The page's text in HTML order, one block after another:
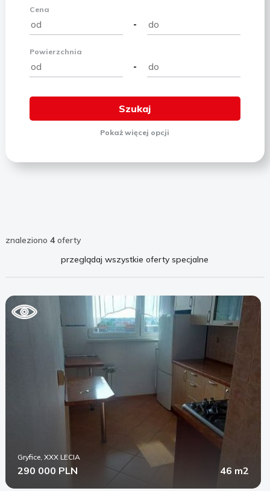
Cena
-
Powierzchnia
-
Pokażwięcej opcji
znaleziono 4oferty
przeglądaj wszystkie oferty specjalne
Gryfice, XXX LECIA
290 000 PLN 46 m2